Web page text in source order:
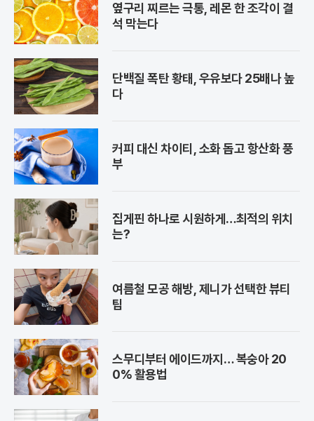
옆구리 찌르는 극통, 레몬 한 조각이 결
석 막는다
단백질 폭탄 황태, 우유보다 25배나 높
다
커피 대신 차이티, 소화 돕고 항산화 풍
부
집게핀 하나로 시원하게…최적의 위치
는?
여름철 모공 해방, 제니가 선택한 뷰티
팁
스무디부터 에이드까지… 복숭아 20
0% 활용법